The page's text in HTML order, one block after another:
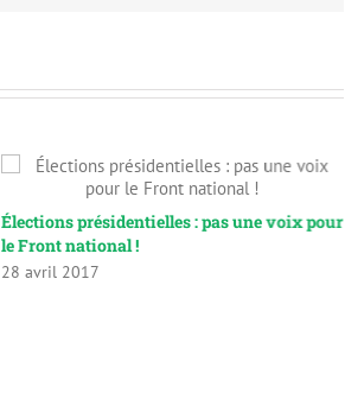
Élections présidentielles : pas une voix pour
le Front national !
28 avril 2017